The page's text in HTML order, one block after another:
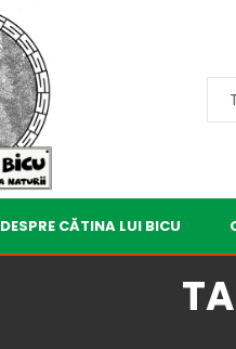
DESPRE CĂTINA LUI BICU